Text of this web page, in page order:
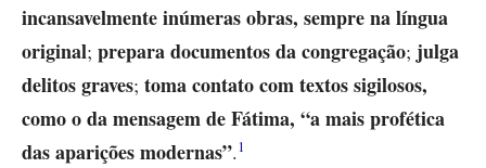
incansavelmente inúmeras obras, sempre na língua
original; prepara documentos da congregação; julga
delitos graves; toma contato com textos sigilosos,
como o da mensagem de Fátima, “a mais profética
das aparições modernas”.1